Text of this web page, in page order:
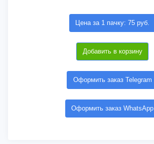
Цена за 1 пачку: 75 руб.
Добавить в корзину
Оформить заказ Telegram
Оформить заказ WhatsApp